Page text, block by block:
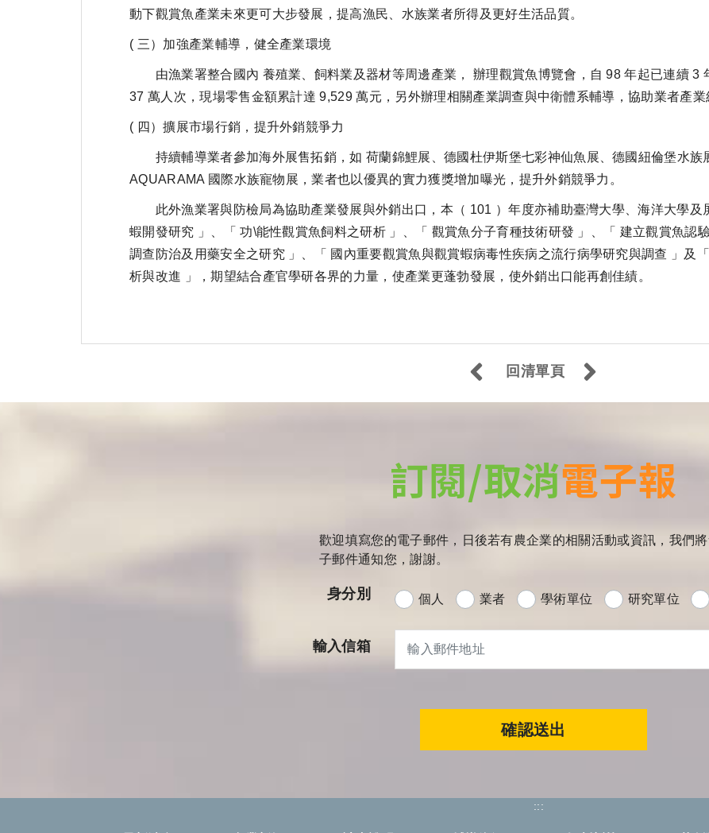
動下觀賞魚產業未來更可大步發展，提高漁民、水族業者所得及更好生活品質。
( 三）加強產業輔導，健全產業環境
由漁業署整合國內 養殖業、飼料業及器材等周邊產業， 辦理觀賞魚博覽會，自 98 年起已連續 3
37 萬人次，現場零售金額累計達 9,529 萬元，另外辦理相關產業調查與中衛體系輔導，協助業者產業
( 四）擴展市場行銷，提升外銷競爭力
持續輔導業者參加海外展售拓銷，如 荷蘭錦鯉展、德國杜伊斯堡七彩神仙魚展、德國紐倫堡水族
AQUARAMA 國際水族寵物展，業者也以優異的實力獲獎增加曝光，提升外銷競爭力。
此外漁業署與防檢局為協助產業發展與外銷出口，本（ 101 ）年度亦補助臺灣大學、海洋大學及
蝦開發研究 」、「 功\能性觀賞魚飼料之研析 」、「 觀賞魚分子育種技術研發 」、「 建立觀賞魚認
調查防治及用藥安全之研究 」、「 國內重要觀賞魚與觀賞蝦病毒性疾病之流行病學研究與調查 」及
析與改進 」，期望結合產官學研各界的力量，使產業更蓬勃發展，使外銷出口能再創佳績。
回清單頁
訂閱/取消電子報
歡迎填寫您的電子郵件，日後若有農企業的相關活動或資訊，我們
子郵件通知您，謝謝。
身分別 個人 業者 學術單位 研究單位
輸入信箱
確認送出
:::